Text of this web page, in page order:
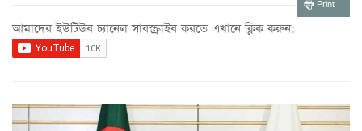
Print
আমাদের ইউটিউব চ্যানেল সাবস্ক্রাইব করতে এখানে ক্লিক করুন: